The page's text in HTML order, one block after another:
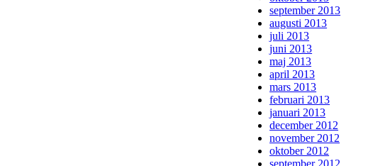
september 2013
augusti 2013
juli 2013
juni 2013
maj 2013
april 2013
mars 2013
februari 2013
januari 2013
december 2012
november 2012
oktober 2012
september 2012